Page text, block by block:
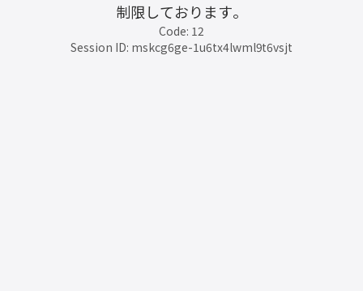
制限しております。
Code: 12
Session ID: mskcg6ge-1u6tx4lwml9t6vsjt